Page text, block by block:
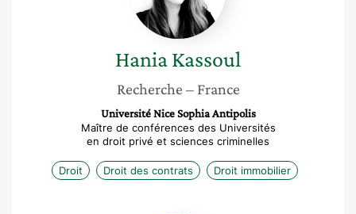
HaniaKassoul
Recherche – France
Université Nice Sophia Antipolis
Maître de conférences des Universités
en droit privé et sciences criminelles
Droit Droit des contrats Droit immobilier